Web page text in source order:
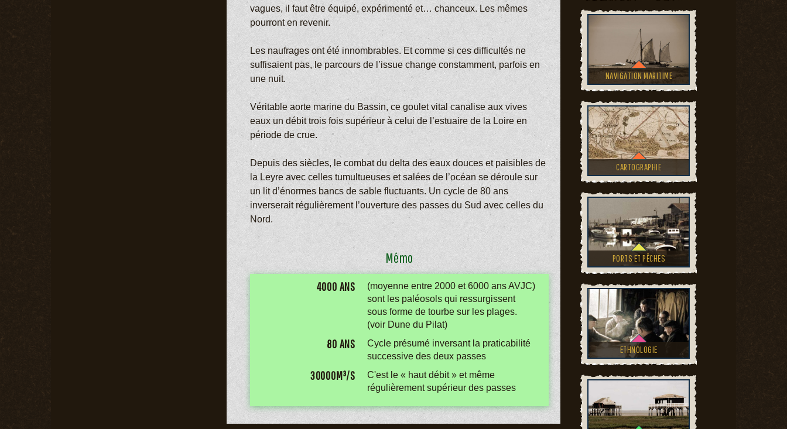
vagues, il faut être équipé, expérimenté et… chanceux. Les mêmes
pourront en revenir.
Les naufrages ont été innombrables. Et comme si ces difficultés ne
suffisaient pas, le parcours de l’issue change constamment, parfois en
une nuit.
Véritable aorte marine du Bassin, ce goulet vital canalise aux vives
eaux un débit trois fois supérieur à celui de l’estuaire de la Loire en
période de crue.
Depuis des siècles, le combat du delta des eaux douces et paisibles de
la Leyre avec celles tumultueuses et salées de l’océan se déroule sur
un lit d’énormes bancs de sable fluctuants. Un cycle de 80 ans
inverserait régulièrement l’ouverture des passes du Sud avec celles du
Nord.
Mémo
4000 ANS
(moyenne entre 2000 et 6000 ans AVJC)
sont les paléosols qui ressurgissent
sous forme de tourbe sur les plages.
(voir Dune du Pilat)
80 ANS
Cycle présumé inversant la praticabilité
successive des deux passes
30000M³/S
C'est le « haut débit » et même
régulièrement supérieur des passes
NAVIGATION MARITIME
CARTOGRAPHIE
PORTS ET PÊCHES
ETHNOLOGIE